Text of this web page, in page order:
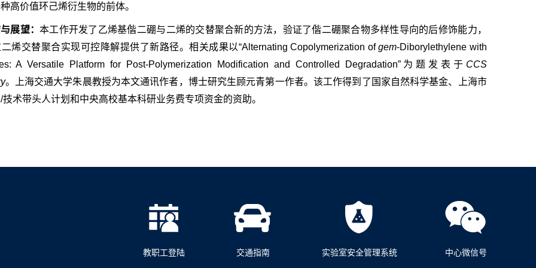
价值环己烯衍生物的前体。
展望：本工作开发了乙烯基偕二硼与二烯的交替聚合新的方法，验证了偕二硼聚合物多样性导向的后修饰能力，
烯交替聚合实现可控降解提供了新路径。相关成果以“Alternating Copolymerization ofgem-Diborylethylene with
A Versatile Platform for Post-Polymerization Modification and Controlled Degradation”为题发表于 CCS
。上海交通大学朱晨教授为本文通讯作者，博士研究生顾元青第一作者。该工作得到了国家自然科学基金、上海市
术带头人计划和中央高校基本科研业务费专项资金的资助。
教职工登陆 交通指南 实验室安全管理系统 中心微信号